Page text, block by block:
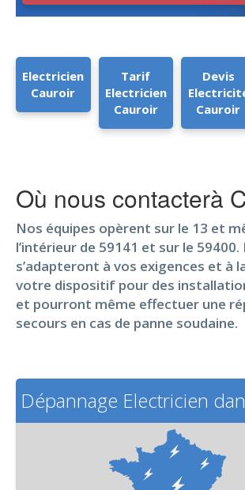
Electricien
Cauroir
Tarif
Electricien
Cauroir
Devis
Cauroir
Où nous contacterà
Nos équipes opèrent sur le 13 et
l’intérieur de 59141 et sur le 59400.
s’adapteront à vos exigences et à
votre dispositif pour des
et pourront même effectuer une
secours en cas de panne soudaine.
Dépannage Electricien